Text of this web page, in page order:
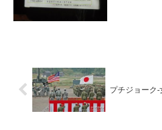
プチジョーク